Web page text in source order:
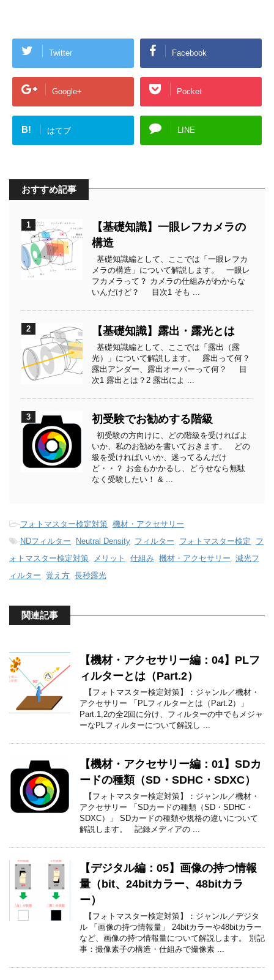
Twitter Facebook
Google+ Pocket
B! はてブ LINE
おすすめ記事
1
【基礎知識】一眼レフカメラの
構造
基礎知識編として、ここでは「一眼レフカ
メラの構造」について解説します。 一眼レ
フカメラって？ カメラの仕組みがわからな
いんだけど？ 目次1 そも ...
2 【基礎知識】露出・露光とは
基礎知識編として、ここでは「露出（露
光）」について解説します。 露出って何？
露出アンダー、露出オーバーって何？ 目
次1 露出とは？2 露出によ ...
3 初受験でお勧めする階級
初受験の方向けに、どの階級を受ければよ
いか、私のお勧めを書いておきます。 どの
級を受ければいいか、迷ってるんだけ
ど・・？ お金もかかるし、どうせなら無駄
なく受験したい！ & ...
-フォトマスター検定対策, 機材・アクセサリー
-NDフィルター, Neutral Density, フィルター, フォトマスター検定, フ
ォトマスター検定対策, メリット , 仕組み, 機材・アクセサリー, 減光フ
ィルター, 覚え方, 長秒露光
関連記事
【機材・アクセサリー編：04】PLフ
ィルターとは（Part.2）
【フォトマスター検定対策】：ジャンル／機材・
アクセサリー 「PLフィルターとは（Part.2）」
Part.1,2の全2回に分け、フィルターの中でもメジャ
ーなPLフィルターについて解説し ...
【機材・アクセサリー編：01】SDカ
ードの種類（SD・SDHC・SDXC）
【フォトマスター検定対策】：ジャンル／機材・
アクセサリー 「SDカードの種類（SD・SDHC・
SDXC）」 SDカードの種類や規格の違いについて
解説します。 記録メディアの ...
【デジタル編：05】画像の持つ情報
量（bit、24bitカラー、48bitカラ
ー）
【フォトマスター検定対策】：ジャンル／デジタ
ル 「画像の持つ情報量」 24bitカラーや48bitカラー
など、画像の持つ情報量について解説します。 別記
事：撮像素子の構造・仕組みで撮像素 ...